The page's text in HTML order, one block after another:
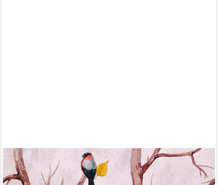
LIVING WALLS
Fototapete The Wall, glatt, floral, Wald, animal print, Fototapete
Vögel Tapete Landhaus Tapeten Wohnzimmer Design